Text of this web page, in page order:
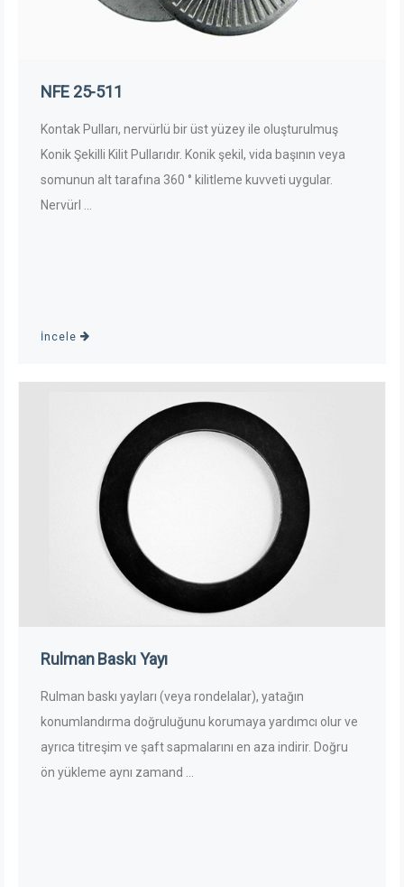
NFE 25-511
Kontak Pulları, nervürlü bir üst yüzey ile oluşturulmuş
Konik Şekilli Kilit Pullarıdır. Konik şekil, vida başının veya
somunun alt tarafına 360 ° kilitleme kuvveti uygular.
Nervürl ...
İncele
Rulman Baskı Yayı
Rulman baskı yayları (veya rondelalar), yatağın
konumlandırma doğruluğunu korumaya yardımcı olur ve
ayrıca titreşim ve şaft sapmalarını en aza indirir. Doğru
ön yükleme aynı zamand ...